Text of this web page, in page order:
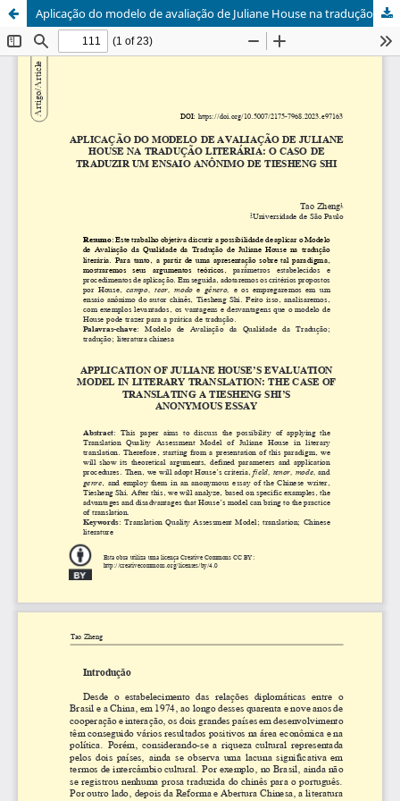
Aplicação do modelo de avaliação de Juliane House na tradução literária: o caso de traduzir um ensaio anônimo de Shi Tiesheng